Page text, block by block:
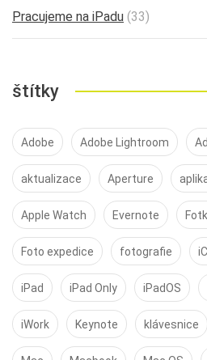
Pracujeme na iPadu (33)
štítky
Adobe Adobe Lightroom
aktualizace Aperture
Apple Watch Evernote
Foto expedice fotografie
iPad iPad Only iPadOS
iWork Keynote klávesnice